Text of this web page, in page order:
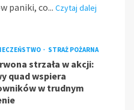
paniki, co... Czytaj dalej
STRAŻ POŻARNA
strzała w akcji:
quad wspiera
w trudnym